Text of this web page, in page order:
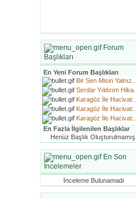
Forum
Başlıkları
En Yeni Forum Başlıkları
Bir Sen Misin Yalnız...
Serdar Yıldırım Hika...
Karagöz İle Hacivat:...
Karagöz İle Hacivat:...
Karagöz İle Hacivat:...
En Fazla İlgilenilen Başlıklar
Henüz Başlık Oluşturulmamış.
En Son
İncelemeler
İnceleme Bulunamadı